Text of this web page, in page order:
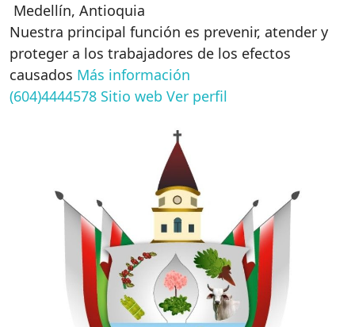
Medellín, Antioquia
Nuestra principal función es prevenir, atender y
proteger a los trabajadores de los efectos
causados Más información
(604)4444578 Sitio web Ver perfil